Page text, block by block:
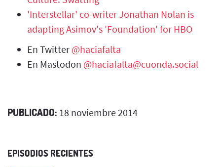
'Interstellar' co-writer Jonathan Nolan is
adapting Asimov's 'Foundation' for HBO
En Twitter @haciafalta
En Mastodon @haciafalta@cuonda.social
PUBLICADO: 18 noviembre 2014
EPISODIOS RECIENTES